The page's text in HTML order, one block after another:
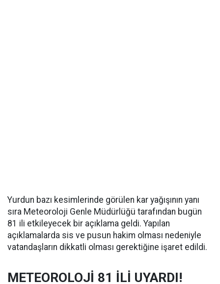
Yurdun bazı kesimlerinde görülen kar yağışının yanı
sıra Meteoroloji Genle Müdürlüğü tarafından bugün
81 ili etkileyecek bir açıklama geldi. Yapılan
açıklamalarda sis ve pusun hakim olması nedeniyle
vatandaşların dikkatli olması gerektiğine işaret edildi.
METEOROLOJİ 81 İLİ UYARDI!